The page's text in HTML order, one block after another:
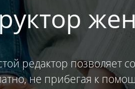
редактор позволяет
не прибегая к